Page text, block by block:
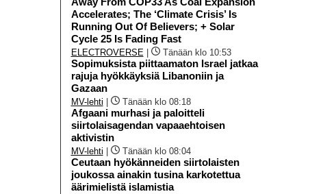
Accelerates; The ‘Climate Crisis’ Is
Running Out Of Believers; + Solar
Cycle 25 Is Fading Fast
ELECTROVERSE Tänään klo 10:53
Sopimuksista piittaamaton Israel jatkaa
rajuja hyökkäyksiä Libanoniin ja
Gazaan
MV-lehti Tänään klo 08:18
Afgaani murhasi ja paloitteli
siirtolaisagendan vapaaehtoisen
aktivistin
MV-lehti Tänään klo 08:04
Ceutaan hyökänneiden siirtolaisten
joukossa ainakin tusina karkotettua
äärimielistä islamistia